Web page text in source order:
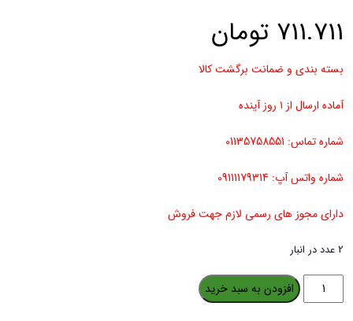
711.711 تومان
بسته بندی و ضمانت برگشت کالا
آماده ارسال از ۱ روز آینده
شماره تماس: 01135758551
شماره واتس آپ: 09111179314
دارای مجوز های رسمی لازم جهت فروش
2 عدد در انبار
هورمون
افزودن به سبد خرید